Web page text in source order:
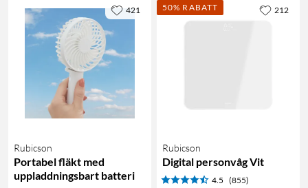
Rubicson
Portabel fläkt med
uppladdningsbart batteri
421 50% RABATT
Rubicson
Digital personvåg Vit
4.5 (855)
212